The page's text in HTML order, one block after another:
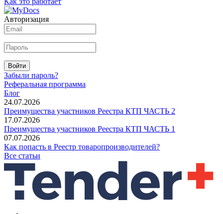
Авторизация
Войти
Забыли пароль?
Реферальная программа
Блог
24.07.2026
Преимущества участников Реестра КТП ЧАСТЬ 2
17.07.2026
Преимущества участников Реестра КТП ЧАСТЬ 1
07.07.2026
Как попасть в Реестр товаропроизводителей?
Все статьи